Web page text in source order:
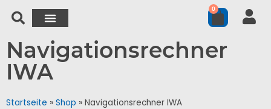
0
Navigationsrechner
IWA
Startseite » Shop » Navigationsrechner IWA